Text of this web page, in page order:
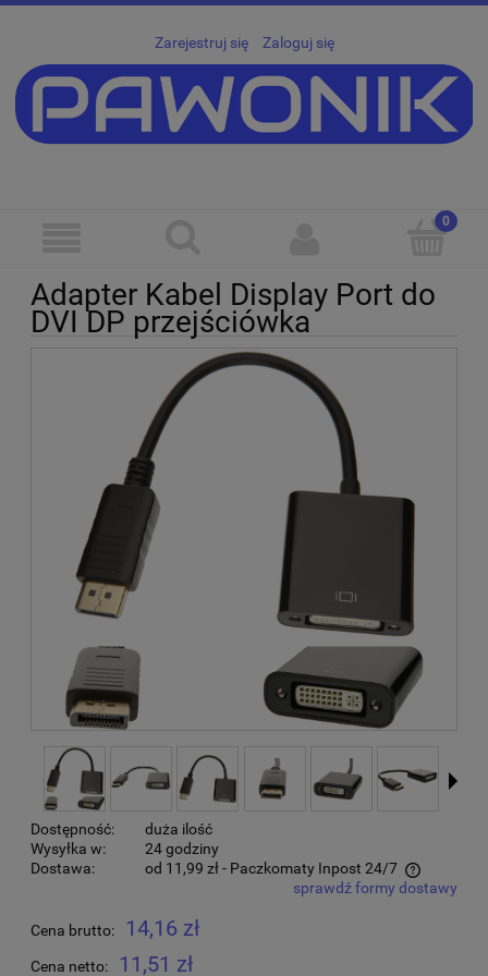
Zarejestruj się Zaloguj się
Adapter Kabel Display Port do
DVI DP przejściówka
Dostępność:
duża ilość
Wysyłka w:
24 godziny
Dostawa:
od 11,99 zł- Paczkomaty Inpost 24/7
Cena nie zawiera ewentualnych kosztów płatnościsprawdź formy dostawy
Cena brutto: 14,16 zł
Cena netto: 11,51 zł